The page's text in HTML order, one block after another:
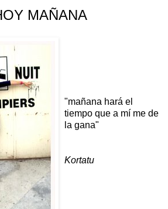
MAÑANA
"mañana hará el
tiempo que a mí me de
la gana"
Kortatu